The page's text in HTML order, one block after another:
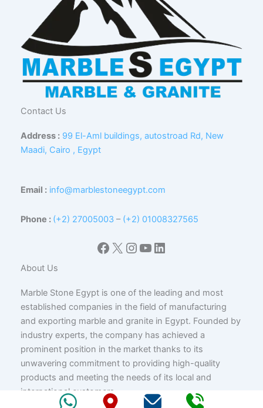
Contact Us
Address : 99 El-Aml buildings, autostroad Rd, New
Maadi, Cairo , Egypt
Email : info@marblestoneegypt.com
Phone : (+2) 27005003 – (+2) 01008327565
Facebook
X Instagram
YouTube
LinkedIn
About Us
Marble Stone Egypt is one of the leading and most
established companies in the field of manufacturing
and exporting marble and granite in Egypt. Founded by
industry experts, the company has achieved a
prominent position in the market thanks to its
unwavering commitment to providing high-quality
products and meeting the needs of its local and
international customers.